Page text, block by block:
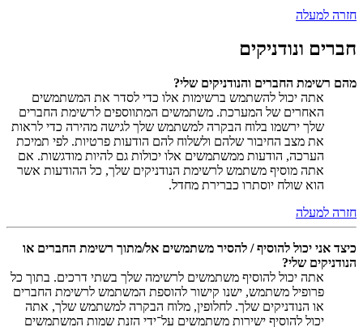
חזרה למעלה
חברים ונודניקים
מהם רשימת החברים והנודניקים שלי?
אתה יכול להשתמש ברשימות אלו כדי לסדר את המשתמשים
האחרים של המערכת. משתמשים המתווספים לרשימת החברים
שלך ירשמו בלוח הבקרה למשתמש שלך לגישה מהירה כדי לראות
את מצב החיבור שלהם ולשלוח להם הודעות פרטיות. לפי תמיכת
הערכה, הודעות ממשתמשים אלו יכולות גם להיות מודגשות. אם
אתה מוסיף משתמש לרשימת הנודניקים שלך, כל ההודעות אשר
הוא שולח יוסתרו כברירת מחדל.
חזרה למעלה
כיצד אני יכול להוסיף / להסיר משתמשים אל/מתוך רשימת החברים או
הנודניקים שלי?
אתה יכול להוסיף משתמשים לרשימה שלך בשתי דרכים. בתוך כל
פרופיל משתמש, ישנו קישור להוספת המשתמש לרשימת החברים
או הנודניקים שלך. לחלופין, מלוח הבקרה למשתמש שלך, אתה
יכול להוסיף ישירות משתמשים על־ידי הזנת שמות המשתמשים